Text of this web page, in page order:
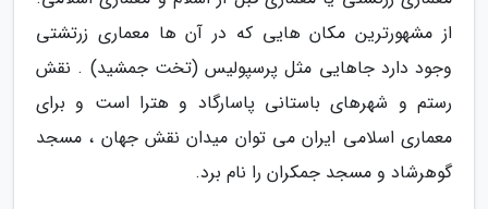
از مشهورترین مکان هایی که در آن ها معماری زرتشتی
وجود دارد جاهایی مثل پرسپولیس (تخت جمشید) . نقش
رستم و شهرهای باستانی پاسارگاد و هترا است و برای
معماری اسلامی ایران می توان میدان نقش جهان ، مسجد
گوهرشاد و مسجد جمکران را نام برد.